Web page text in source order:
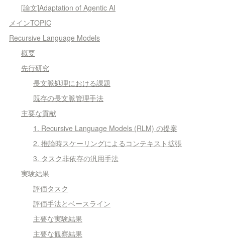
[論文]Adaptation of Agentic AI
メインTOPIC
Recursive Language Models
概要
先行研究
長文脈処理における課題
既存の長文脈管理手法
主要な貢献
1. Recursive Language Models (RLM) の提案
2. 推論時スケーリングによるコンテキスト拡張
3. タスク非依存の汎用手法
実験結果
評価タスク
評価手法とベースライン
主要な実験結果
主要な観察結果